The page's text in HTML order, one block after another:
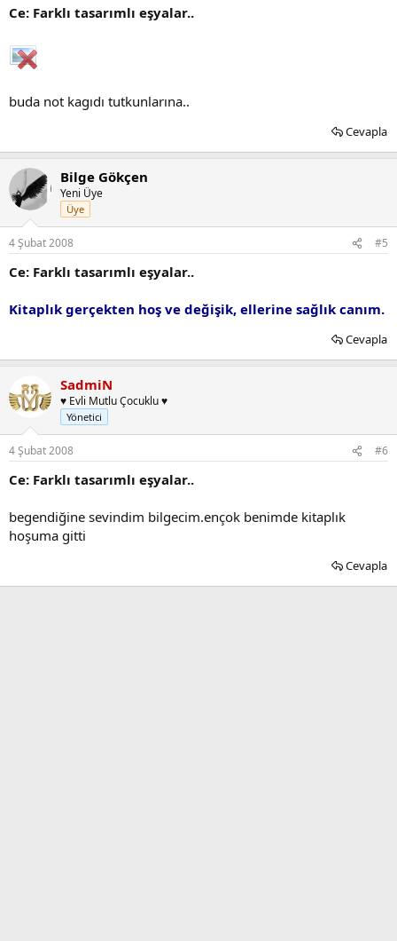
Ce: Farklı tasarımlı eşyalar..
buda not kagıdı tutkunlarına..
Cevapla
Bilge Gökçen
Yeni Üye
Üye
4 Şubat 2008 #5
Ce: Farklı tasarımlı eşyalar..
Kitaplık gerçekten hoş ve değişik, ellerine sağlık canım.
Cevapla
SadmiN
♥ Evli Mutlu Çocuklu ♥
Yönetici
4 Şubat 2008 #6
Ce: Farklı tasarımlı eşyalar..
begendiğine sevindim bilgecim.ençok benimde kitaplık
hoşuma gitti
Cevapla